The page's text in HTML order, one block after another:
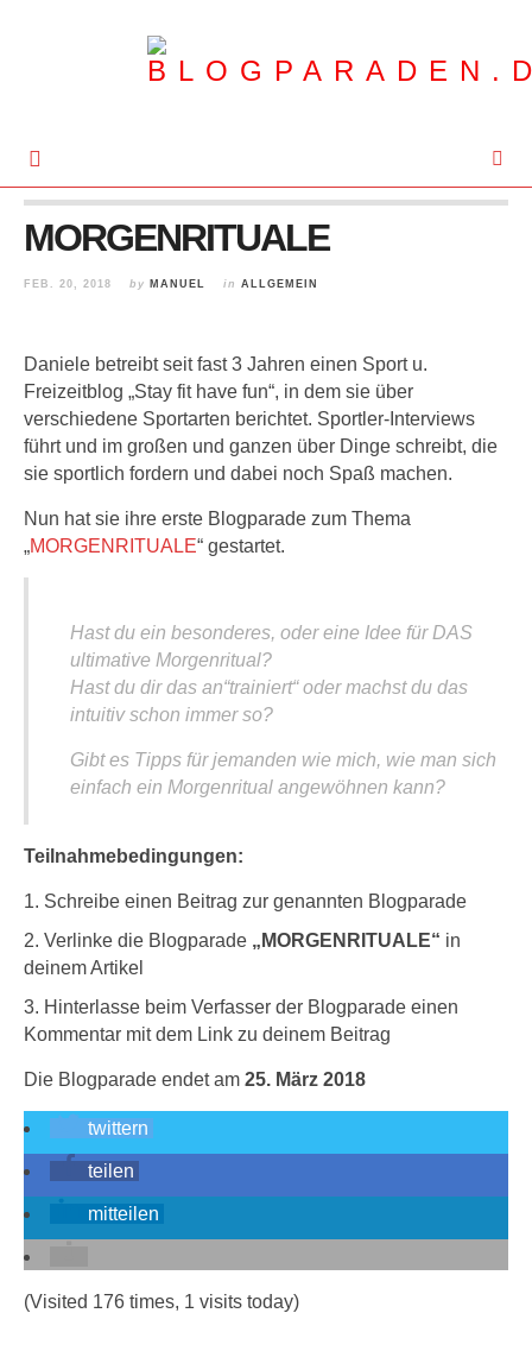
MORGENRITUALE
FEB. 20, 2018 by MANUEL in ALLGEMEIN
Daniele betreibt seit fast 3 Jahren einen Sport u.
Freizeitblog „Stay fit have fun“, in dem sie über
verschiedene Sportarten berichtet. Sportler-Interviews
führt und im großen und ganzen über Dinge schreibt, die
sie sportlich fordern und dabei noch Spaß machen.
Nun hat sie ihre erste Blogparade zum Thema
„MORGENRITUALE“ gestartet.
Hast du ein besonderes, oder eine Idee für DAS
ultimative Morgenritual?
Hast du dir das an“trainiert“ oder machst du das
intuitiv schon immer so?
Gibt es Tipps für jemanden wie mich, wie man sich
einfach ein Morgenritual angewöhnen kann?
Teilnahmebedingungen:
Schreibe einen Beitrag zur genannten Blogparade
Verlinke die Blogparade „MORGENRITUALE“ in
deinem Artikel
Hinterlasse beim Verfasser der Blogparade einen
Kommentar mit dem Link zu deinem Beitrag
Die Blogparade endet am 25. März 2018
twittern
teilen
mitteilen
(Visited 176 times, 1 visits today)